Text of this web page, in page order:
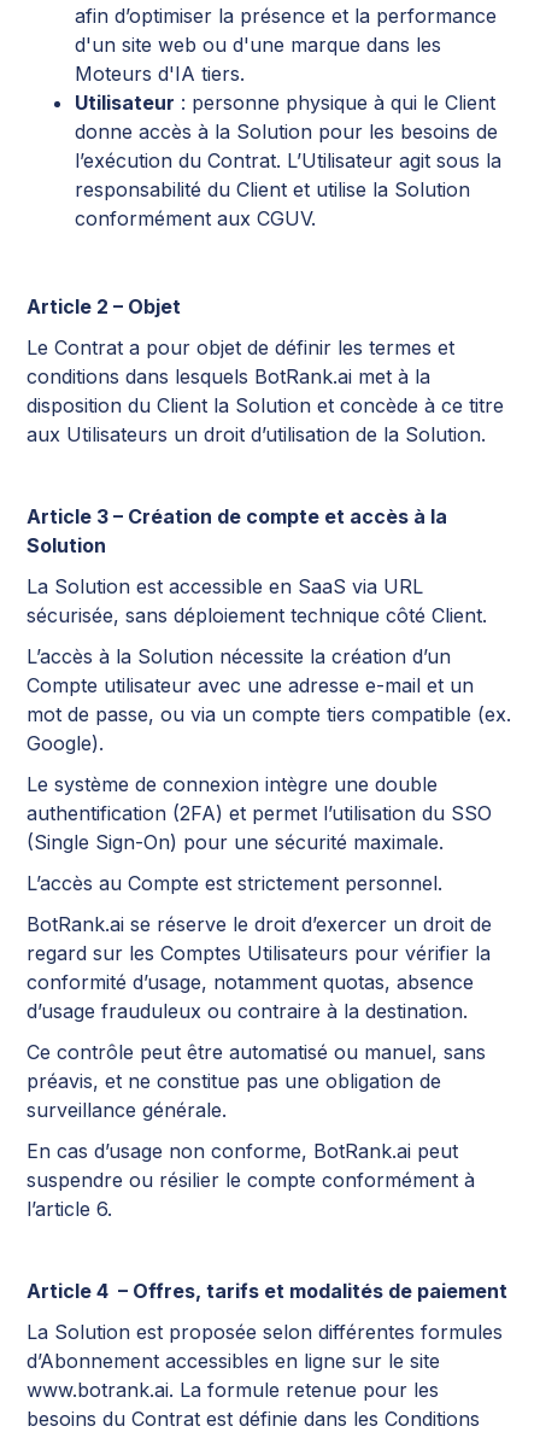
afin d’optimiser la présence et la performance
d'un site web ou d'une marque dans les
Moteurs d'IA tiers.
Utilisateur : personne physique à qui le Client
donne accès à la Solution pour les besoins de
l’exécution du Contrat. L’Utilisateur agit sous la
responsabilité du Client et utilise la Solution
conformément aux CGUV.
Article 2 – Objet
Le Contrat a pour objet de définir les termes et
conditions dans lesquels BotRank.ai met à la
disposition du Client la Solution et concède à ce titre
aux Utilisateurs un droit d’utilisation de la Solution.
Article 3 – Création de compte et accès à la
Solution
La Solution est accessible en SaaS via URL
sécurisée, sans déploiement technique côté Client.
L’accès à la Solution nécessite la création d’un
Compte utilisateur avec une adresse e-mail et un
mot de passe, ou via un compte tiers compatible (ex.
Google).
Le système de connexion intègre une double
authentification (2FA) et permet l’utilisation du SSO
(Single Sign-On) pour une sécurité maximale.
L’accès au Compte est strictement personnel.
BotRank.ai se réserve le droit d’exercer un droit de
regard sur les Comptes Utilisateurs pour vérifier la
conformité d’usage, notamment quotas, absence
d’usage frauduleux ou contraire à la destination.
Ce contrôle peut être automatisé ou manuel, sans
préavis, et ne constitue pas une obligation de
surveillance générale.
En cas d’usage non conforme, BotRank.ai peut
suspendre ou résilier le compte conformément à
l’article 6.
Article 4 – Offres, tarifs et modalités de paiement
La Solution est proposée selon différentes formules
d’Abonnement accessibles en ligne sur le site
www.botrank.ai. La formule retenue pour les
besoins du Contrat est définie dans les Conditions